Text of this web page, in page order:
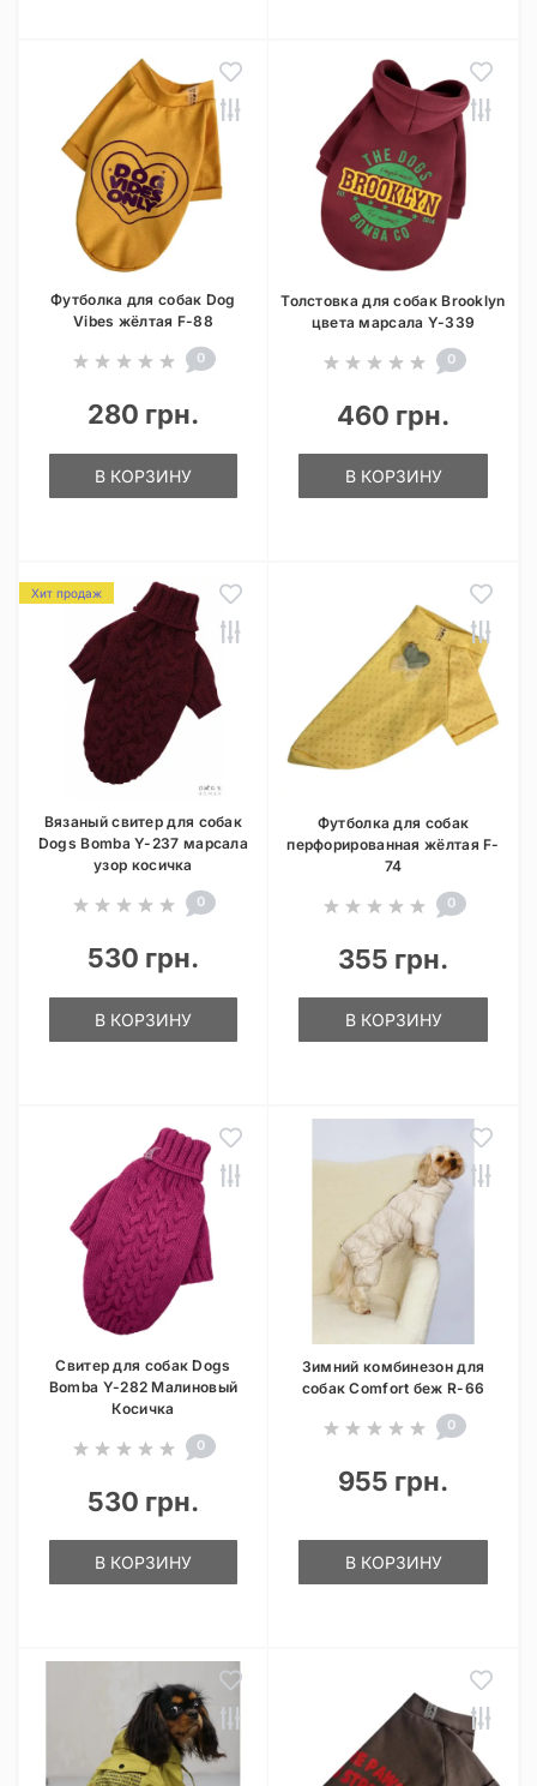
Футболка для собак Dog
Vibes жёлтая F-88
0
280 грн.
В КОРЗИНУ
Толстовка для собак Brooklyn
цвета марсала Y-339
0
460 грн.
В КОРЗИНУ
Хит продаж
Вязаный свитер для собак
Dogs Bomba Y-237 марсала
узор косичка
0
530 грн.
В КОРЗИНУ
Футболка для собак
перфорированная жёлтая F-
74
0
355 грн.
В КОРЗИНУ
Свитер для собак Dogs
Bomba Y-282 Малиновый
Косичка
0
530 грн.
В КОРЗИНУ
Зимний комбинезон для
собак Comfort беж R-66
0
955 грн.
В КОРЗИНУ